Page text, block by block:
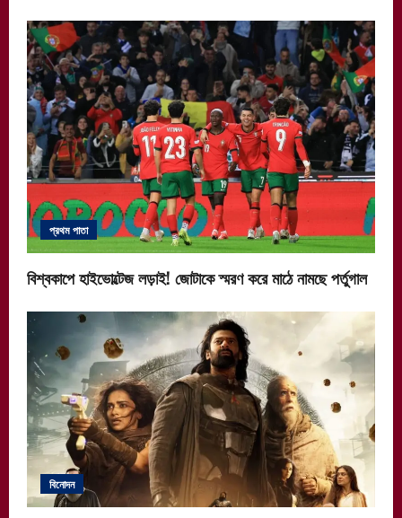
প্রথম পাতা
বিশ্বকাপে হাইভোল্টেজ লড়াই! জোটাকে স্মরণ করে মাঠে নামছে পর্তুগাল
বিনোদন